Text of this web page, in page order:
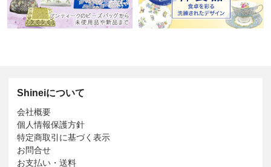
Shineiについて
会社概要
個人情報保護方針
特定商取引に基づく表示
お問合せ
お支払い・送料